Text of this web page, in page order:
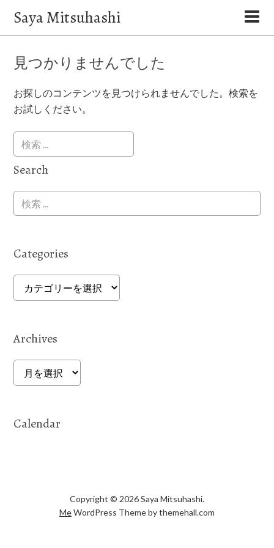
Saya Mitsuhashi
見つかりませんでした
お探しのコンテンツを見つけられませんでした。検索を
お試しください。
Search
Categories
Categories
Archives
Archives
Calendar
Copyright © 2026 Saya Mitsuhashi.
MeWordPress Theme by themehall.com